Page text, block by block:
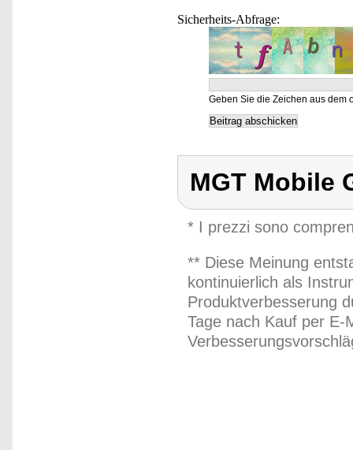
Sicherheits-Abfrage:
Geben Sie die Zeichen aus dem
MGT Mobile
* I prezzi sono
** Diese Meinung
kontinuierlich als
Produktverbesserung
Tage nach Kauf per E-